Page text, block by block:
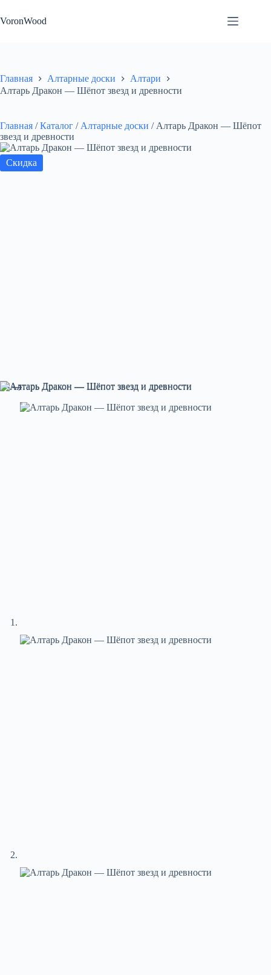
к
сути
VoronWood
Главная Алтарные доски
Алтари
Алтарь Дракон — Шёпот звезд и древности
Главная / Каталог / Алтарные доски / Алтарь Дракон — Шёпот
звезд и древности
Скидка